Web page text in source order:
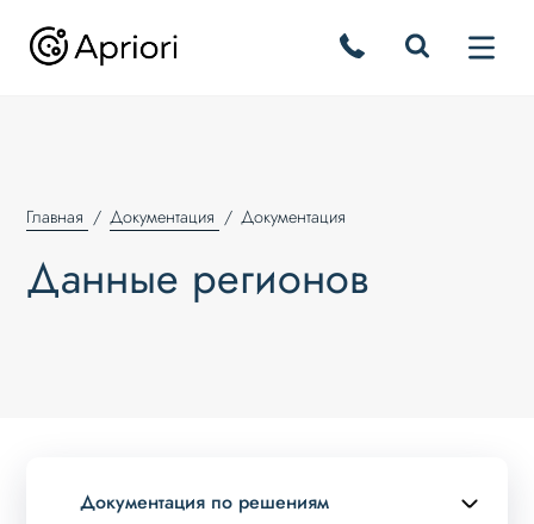
Главная Документация Документация
Данные регионов
Документация по решениям